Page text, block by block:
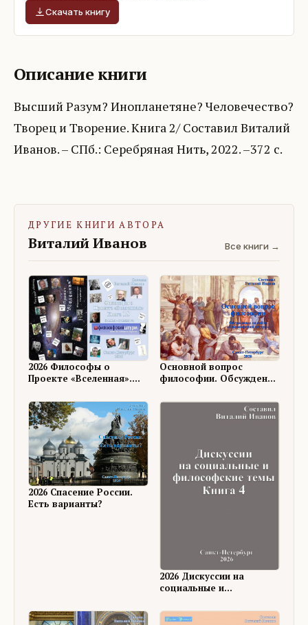
Скачать книгу
Описание книги
Высший Разум? Инопланетяне? Человечество?
Творец и Творение. Книга 2/ Составил Виталий
Иванов. – СПб.: Серебряная Нить, 2022. –372 с.
ДРУГИЕ КНИГИ АВТОРА
Виталий Иванов Все книги →
2026 Философы о
Проекте «Вселенная».
Основной вопрос
философии. Обсуждение
2026 Спасение России.
Есть варианты?
2026 Дискуссии на
социальные и